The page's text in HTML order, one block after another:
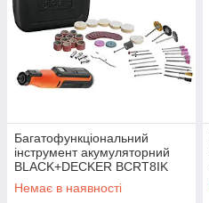
Багатофункціональний
інструмент акумуляторний
BLACK+DECKER BCRT8IK
7.2 В 53 аксесуари вага 0.38
кг 29500 об/хв 1.5 Ач
Немає в наявності